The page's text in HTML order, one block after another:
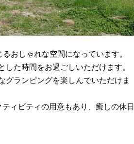
おしゃれな空間になっています。
た時間をお過ごしいただけます。
グランピングを楽しんでいただけま
ィビティの用意もあり、癒しの休日